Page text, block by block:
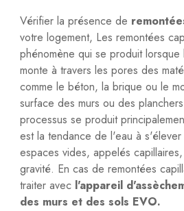
Vérifier la présence de
votre logement, Les remontées
phénomène qui se produit lorsque
monte à travers les pores des
comme le béton, la brique ou le
surface des murs ou des
processus se produit
est la tendance de l'eau à s'élever
espaces vides, appelés
gravité. En cas de remontées
traiter avec l'appareil
des murs et des sols EVO.